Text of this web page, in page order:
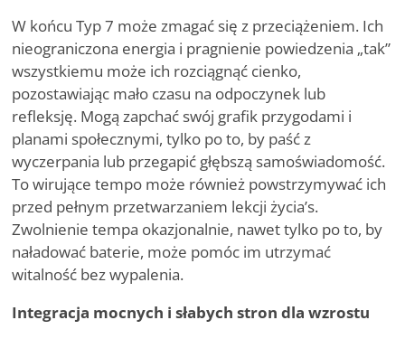
W końcu Typ 7 może zmagać się z przeciążeniem. Ich
nieograniczona energia i pragnienie powiedzenia „tak”
wszystkiemu może ich rozciągnąć cienko,
pozostawiając mało czasu na odpoczynek lub
refleksję. Mogą zapchać swój grafik przygodami i
planami społecznymi, tylko po to, by paść z
wyczerpania lub przegapić głębszą samoświadomość.
To wirujące tempo może również powstrzymywać ich
przed pełnym przetwarzaniem lekcji życia’s.
Zwolnienie tempa okazjonalnie, nawet tylko po to, by
naładować baterie, może pomóc im utrzymać
witalność bez wypalenia.
Integracja mocnych i słabych stron dla wzrostu